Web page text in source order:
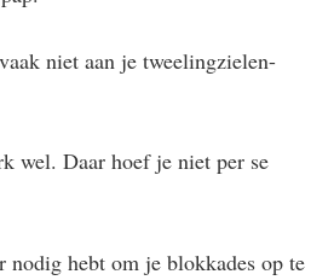
niet aan je tweelingzielen-
wel. Daar hoef je niet per se
nodig hebt om je blokkades op te